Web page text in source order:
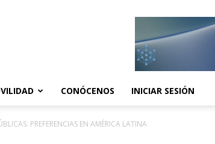
CONÓCENOS INICIAR SESIÓN
PREFERENCIAS EN AMÉRICA LATINA